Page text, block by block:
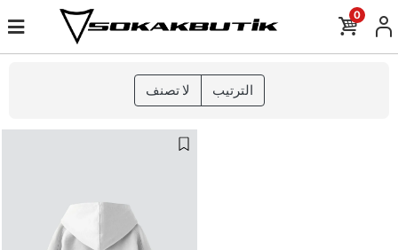
0
لا تصنف الترتيب